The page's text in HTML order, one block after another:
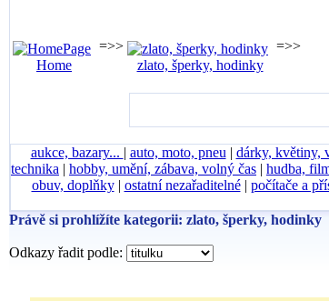
Home
=>>
zlato, šperky, hodinky
=>>
aukce, bazary... | auto, moto, pneu | dárky, květiny,
technika | hobby, umění, zábava, volný čas | hudba,
obuv, doplňky| ostatní nezařaditelné| počítače a
Právě si prohlížíte kategorii: zlato, šperky, hodinky
Odkazy řadit podle: